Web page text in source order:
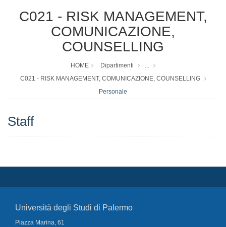
C021 - RISK MANAGEMENT,
COMUNICAZIONE,
COUNSELLING
HOME Dipartimenti
...
C021 - RISK MANAGEMENT, COMUNICAZIONE, COUNSELLING
Personale
Staff
Università degli Studi di Palermo
Piazza Marina, 61